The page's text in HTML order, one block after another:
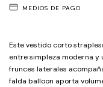
MEDIOS DE PAGO
Este vestido corto
entre simpleza moderna y
frunces laterales
falda balloon aporta